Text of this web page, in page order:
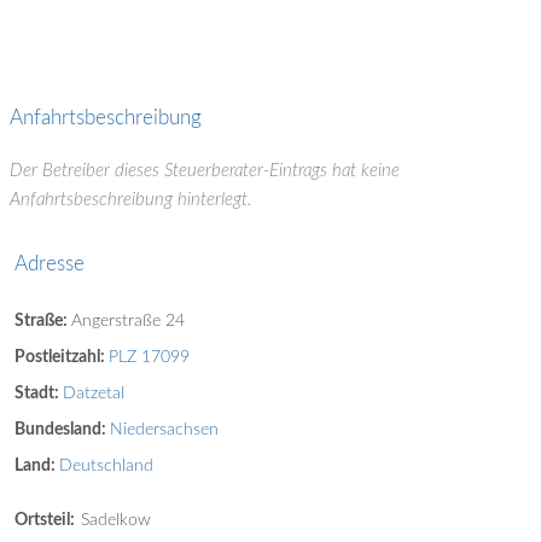
Anfahrtsbeschreibung
Der Betreiber dieses Steuerberater-Eintrags hat keine
Anfahrtsbeschreibung hinterlegt.
Adresse
Straße: Angerstraße 24
Postleitzahl: PLZ 17099
Stadt: Datzetal
Bundesland: Niedersachsen
Land: Deutschland
Ortsteil: Sadelkow